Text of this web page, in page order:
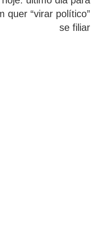
quer “virar político”
se filiar